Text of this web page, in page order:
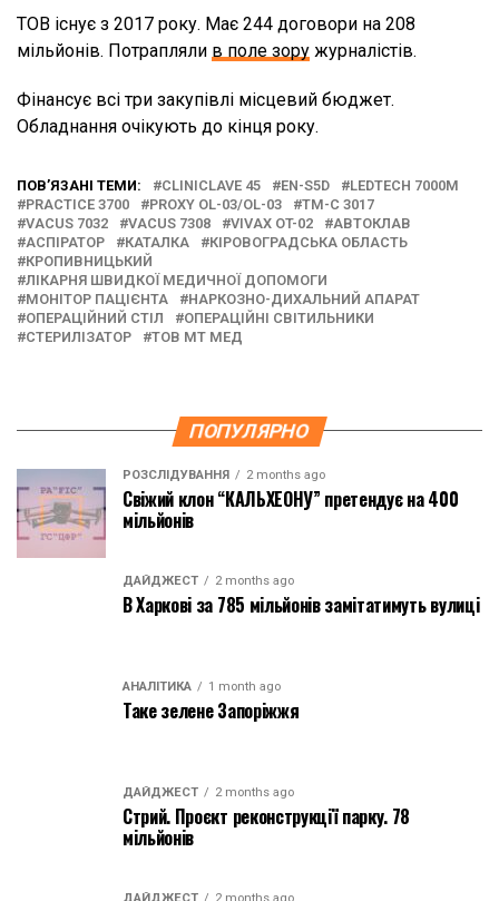
ТОВ існує з 2017 року. Має 244 договори на 208
мільйонів. Потрапляли в поле зору журналістів.
Фінансує всі три закупівлі місцевий бюджет.
Обладнання очікують до кінця року.
ПОВ’ЯЗАНІ ТЕМИ: CLINICLAVE 45 EN-S5D
LEDTECH 7000М
PRACTICE 3700
PROXY OL-03/OL-03
TM-С 3017
VACUS 7032
VACUS 7308 VIVАX OT-02
АВТОКЛАВ
АСПІРАТОР
КАТАЛКА
КІРОВОГРАДСЬКА ОБЛАСТЬ
КРОПИВНИЦЬКИЙ
ЛІКАРНЯ ШВИДКОЇ МЕДИЧНОЇ ДОПОМОГИ
МОНІТОР ПАЦІЄНТА
НАРКОЗНО-ДИХАЛЬНИЙ АПАРАТ
ОПЕРАЦІЙНИЙ СТІЛ
ОПЕРАЦІЙНІ СВІТИЛЬНИКИ
СТЕРИЛІЗАТОР
ТОВ МТ МЕД
ПОПУЛЯРНО
РОЗСЛІДУВАННЯ 2 months ago
Свіжий клон “КАЛЬХЕОНУ” претендує на 400
мільйонів
ДАЙДЖЕСТ 2 months ago
В Харкові за 785 мільйонів замітатимуть вулиці
АНАЛІТИКА 1 month ago
Таке зелене Запоріжжя
ДАЙДЖЕСТ 2 months ago
Стрий. Проєкт реконструкції парку. 78
мільйонів
ДАЙДЖЕСТ 2 months ago